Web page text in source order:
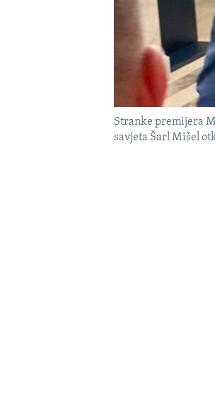
Stranke premijera
savjeta Šarl Mišel